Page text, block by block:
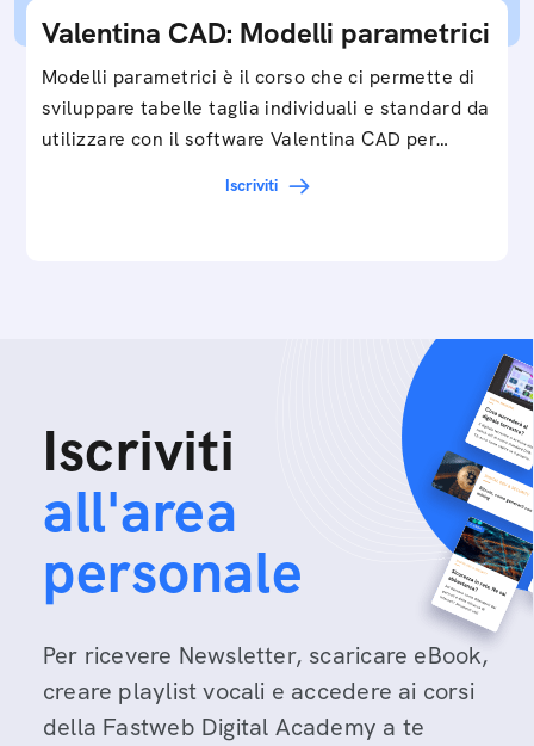
Valentina CAD: Modelli parametrici
Modelli parametrici è il corso che ci permette di
sviluppare tabelle taglia individuali e standard da
utilizzare con il software Valentina CAD per…
Iscriviti
Iscriviti
all'area
personale
Per ricevere Newsletter, scaricare eBook,
creare playlist vocali e accedere ai corsi
della Fastweb Digital Academy a te